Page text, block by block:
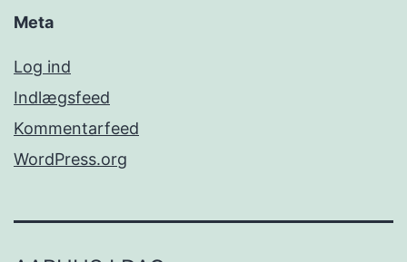
Meta
Log ind
Indlægsfeed
Kommentarfeed
WordPress.org